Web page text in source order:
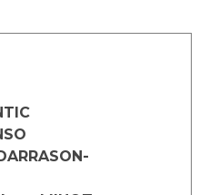
HM
de Formation